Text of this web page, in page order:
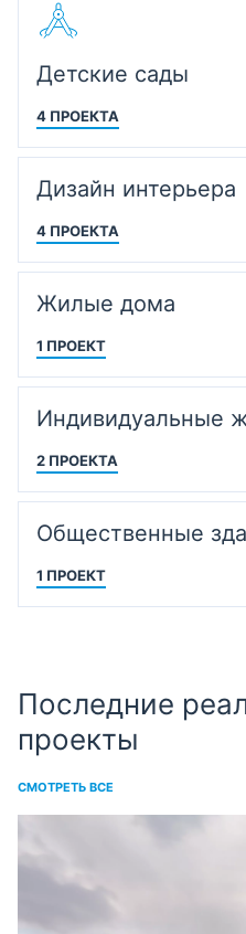
Детские сады
4 ПРОЕКТА
Дизайн интерьера
4 ПРОЕКТА
Жилые дома
1 ПРОЕКТ
Индивидуальные
2 ПРОЕКТА
Общественные
1 ПРОЕКТ
Последние
проекты
СМОТРЕТЬ ВСЕ